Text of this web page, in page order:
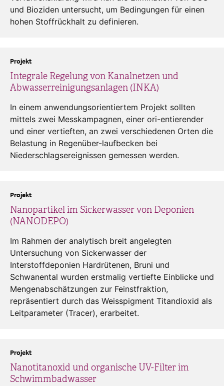
und Bioziden untersucht, um Bedingungen für einen
hohen Stoffrückhalt zu definieren.
Integrale Regelung von Kanalnetzen und
Abwasserreinigungsanlagen (INKA)
Projekt
In einem anwendungsorientiertem Projekt sollten
mittels zwei Messkampagnen, einer ori-entierender
und einer vertieften, an zwei verschiedenen Orten die
Belastung in Regenüber-laufbecken bei
Niederschlagsereignissen gemessen werden.
Nanopartikel im Sickerwasser von Deponien
(NANODEPO)
Projekt
Im Rahmen der analytisch breit angelegten
Untersuchung von Sickerwasser der
Interstoffdeponien Hardrütenen, Bruni und
Schwanental wurden erstmalig vertiefte Einblicke und
Mengenabschätzungen zur Feinstfraktion,
repräsentiert durch das Weisspigment Titandioxid als
Leitparameter (Tracer), erarbeitet.
Nanotitanoxid und organische UV-Filter im
Schwimmbadwasser
Projekt